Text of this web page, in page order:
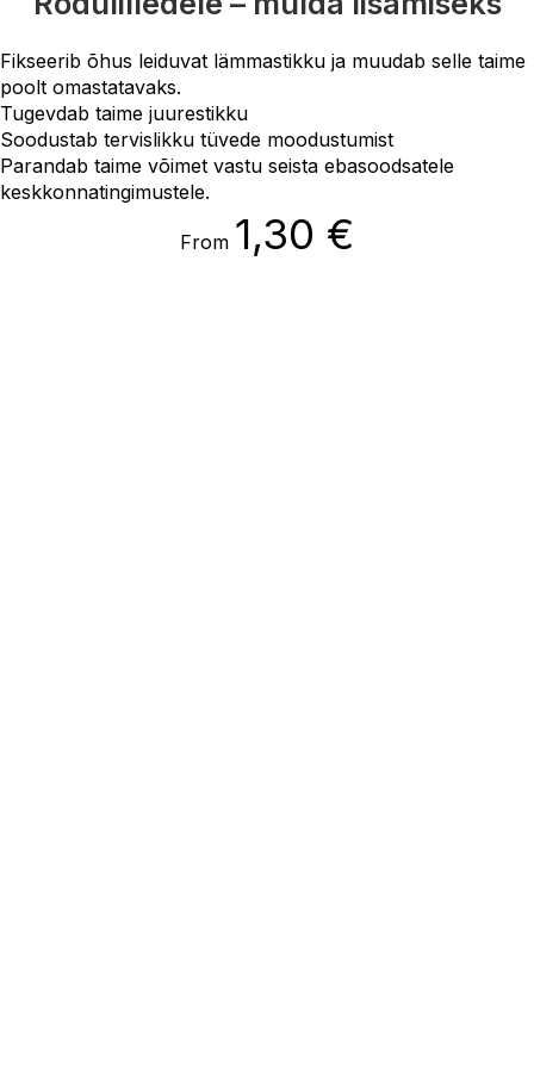
Fikseerib õhus leiduvat lämmastikku ja muudab selle taime
poolt omastatavaks.
Tugevdab taime juurestikku
Soodustab tervislikku tüvede moodustumist
Parandab taime võimet vastu seista ebasoodsatele
keskkonnatingimustele.
From 1,30 €